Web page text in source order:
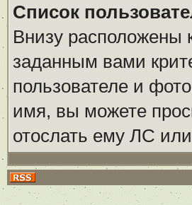
Список
Внизу расположены
заданным вами
пользователе и
имя, вы можете
отослать ему ЛС